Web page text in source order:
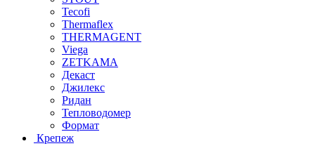
Tecofi
Thermaflex
THERMAGENT
Viega
ZETKAMA
Декаст
Джилекс
Ридан
Тепловодомер
Формат
Крепеж